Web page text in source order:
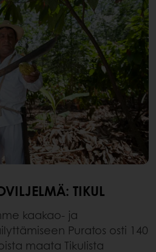
TIKUL
kaakao- ja
Puratos osti 140
maata Tikulista